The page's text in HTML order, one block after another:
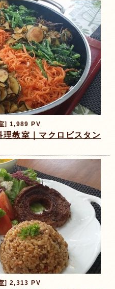
] 1,989 PV
教室｜マクロビスタン
] 2,313 PV